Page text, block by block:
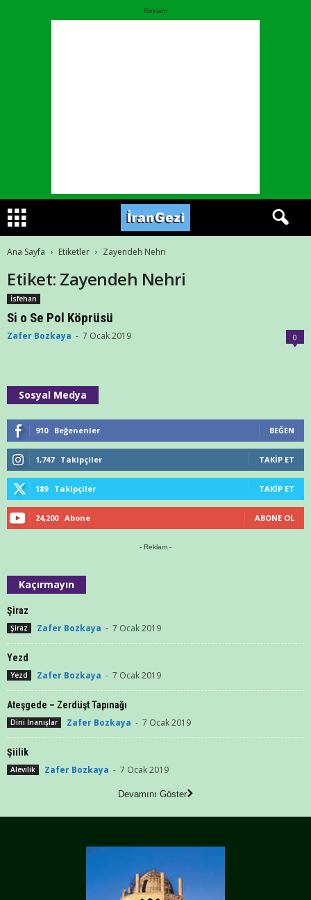
Reklam
Ana Sayfa Etiketler Zayendeh Nehri
Etiket: Zayendeh Nehri
İsfehan
Si o Se Pol Köprüsü
Zafer Bozkaya - 7 Ocak 2019 0
Sosyal Medya
910 Beğenenler BEĞEN
1,747 Takipçiler TAKIP ET
189 Takipçiler TAKIP ET
24,200 Abone ABONE OL
- Reklam -
Kaçırmayın
Şiraz
Şiraz Zafer Bozkaya - 7 Ocak 2019
Yezd
Yezd Zafer Bozkaya - 7 Ocak 2019
Ateşgede – Zerdüşt Tapınağı
Dini İnanışlar Zafer Bozkaya - 7 Ocak 2019
Şiilik
Alevilik Zafer Bozkaya - 7 Ocak 2019
Devamını Göster